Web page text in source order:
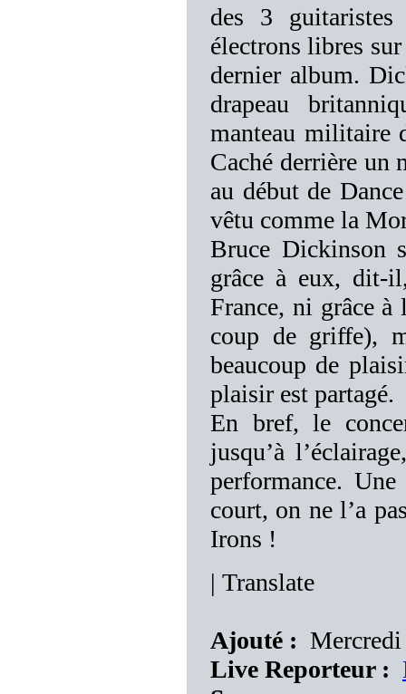
des 3
électrons libres
dernier album.
drapeau
manteau militaire
Caché derrière un
au début de
vêtu comme la
Bruce Dickinson
grâce à eux, dit-
France, ni grâce
coup de griffe),
beaucoup de
plaisir est partagé.
En bref, le
jusqu’à
performance.
court, on ne l’a
Irons !
| Translate
Ajouté :
Live Reporteur :